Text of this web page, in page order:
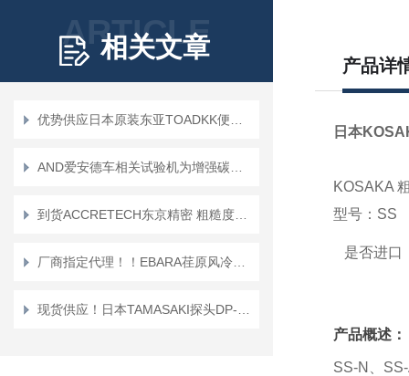
ARTICLE
相关文章
产品详
日本
KOSAKA
型号：SS
是否进口
产品概述：
SS-N、